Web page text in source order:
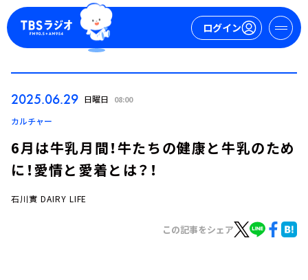
ログイン
2025.06.29 日曜日 08:00
カルチャー
6月は牛乳月間！牛たちの健康と牛乳のため
に！愛情と愛着とは？！
石川實 DAIRY LIFE
この記事をシェア